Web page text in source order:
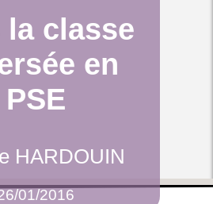
la classe
en
PSE
HARDOUIN
01/2016